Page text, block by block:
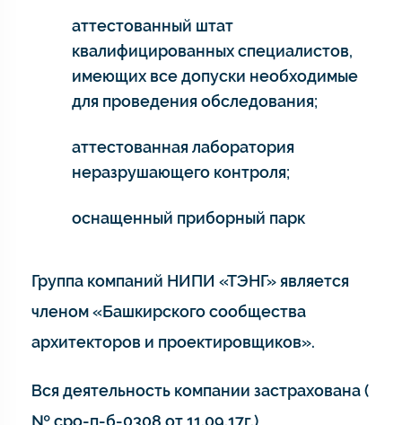
аттестованный штат
квалифицированных специалистов,
имеющих все допуски необходимые
для проведения обследования;
аттестованная лаборатория
неразрушающего контроля;
оснащенный приборный парк
Группа компаний НИПИ «ТЭНГ» является
членом «Башкирского сообщества
архитекторов и проектировщиков».
Вся деятельность компании застрахована (
№ сро-п-б-0308 от 11.09.17г.)